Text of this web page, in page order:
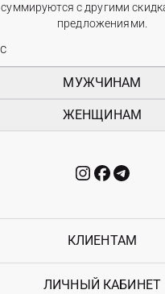
с другими
предложениями.
МУЖЧИНАМ
ЖЕНЩИНАМ
КЛИЕНТАМ
Контакты
ЛИЧНЫЙ КАБИНЕТ